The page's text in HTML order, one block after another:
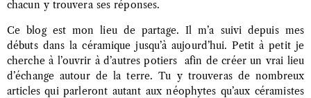
chacun y trouvera ses réponses.
Ce blog est mon lieu de partage. Il m’a suivi depuis mes
débuts dans la céramique jusqu’à aujourd’hui. Petit à petit je
cherche à l’ouvrir à d’autres potiers afin de créer un vrai lieu
d’échange autour de la terre. Tu y trouveras de nombreux
articles qui parleront autant aux néophytes qu’aux céramistes